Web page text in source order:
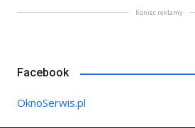
Koniec reklamy
Facebook
OknoSerwis.pl